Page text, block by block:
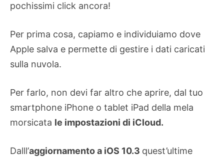
pochissimi click ancora!
Per prima cosa, capiamo e individuiamo dove
Apple salva e permette di gestire i dati caricati
sulla nuvola.
Per farlo, non devi far altro che aprire, dal tuo
smartphone iPhone o tablet iPad della mela
morsicata le impostazioni di iCloud.
Dalll’aggiornamento a iOS 10.3 quest’ultime